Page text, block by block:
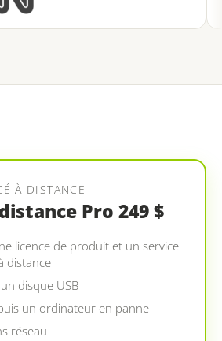
À DISTANCE
Pro 249 $
licence de produit et un service
distance
disque USB
un ordinateur en panne
réseau